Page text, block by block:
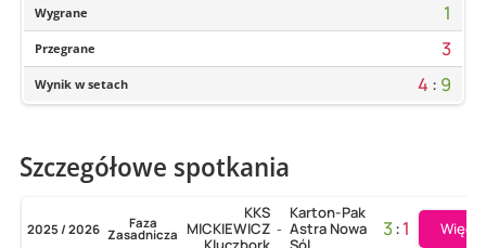
Wygrane 1
Przegrane 3
Wynik w setach 4 : 9
Szczegółowe spotkania
2025 / 2026 Faza
Zasadnicza
KKS
MICKIEWICZ -
Karton-Pak
Astra Nowa
3:1 Więcej